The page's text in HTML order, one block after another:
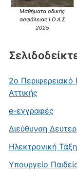
Μαθήματα οδικής
ασφάλειας Ι.Ο.Α.Σ
2025
2ο Περιφερειακό
Αττικής
e-εγγραφές
Διεύθυνση
Ηλεκτρονική
Υπουργείο